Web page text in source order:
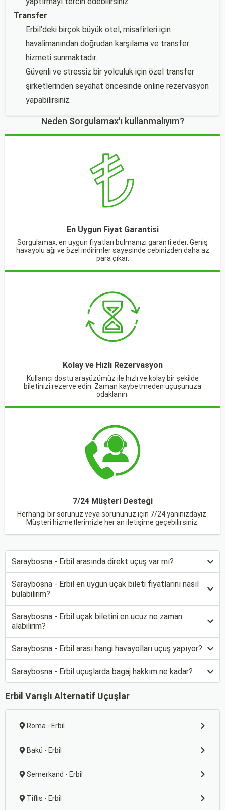
Transfer
Erbil'deki birçok büyük otel, misafirleri için
havalimanından doğrudan karşılama ve transfer
hizmeti sunmaktadır.
Güvenli ve stressiz bir yolculuk için özel transfer
şirketlerinden seyahat öncesinde online rezervasyon
yapabilirsiniz.
Neden Sorgulamax'ı kullanmalıyım?
En Uygun Fiyat Garantisi
Sorgulamax, en uygun fiyatları bulmanızı garanti eder. Geniş
havayolu ağı ve özel indirimler sayesinde cebinizden daha az
para çıkar.
Kolay ve Hızlı Rezervasyon
Kullanıcı dostu arayüzümüz ile hızlı ve kolay bir şekilde
biletinizi rezerve edin. Zaman kaybetmeden uçuşunuza
odaklanın.
7/24 Müşteri Desteği
Herhangi bir sorunuz veya sorununuz için 7/24 yanınızdayız.
Müşteri hizmetlerimizle her an iletişime geçebilirsiniz.
Saraybosna - Erbil arasında direkt uçuş var mı?
Saraybosna - Erbil en uygun uçak bileti fiyatlarını nasıl
bulabilirim?
Saraybosna - Erbil uçak biletini en ucuz ne zaman
alabilirim?
Saraybosna - Erbil arası hangi havayolları uçuş yapıyor?
Saraybosna - Erbil uçuşlarda bagaj hakkım ne kadar?
Erbil Varışlı Alternatif Uçuşlar
Roma - Erbil
Bakü - Erbil
Semerkand - Erbil
Tiflis - Erbil